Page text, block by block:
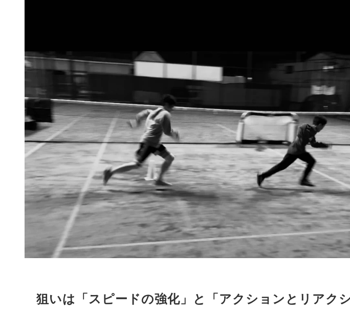
狙いは「スピードの強化」と「アクションとリアク